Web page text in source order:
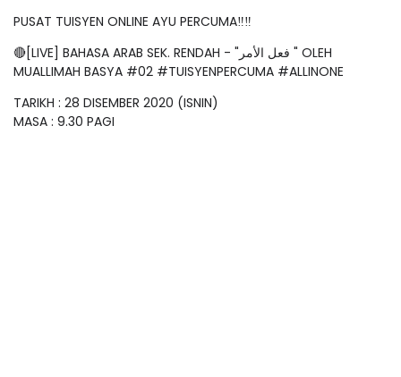
PUSAT TUISYEN ONLINE AYU PERCUMA‼️‼️
🔴[LIVE] BAHASA ARAB SEK. RENDAH - "فعل الأمر " OLEH
MUALLIMAH BASYA #02 #TUISYENPERCUMA #ALLINONE
TARIKH : 28 DISEMBER 2020 (ISNIN)
MASA : 9.30 PAGI